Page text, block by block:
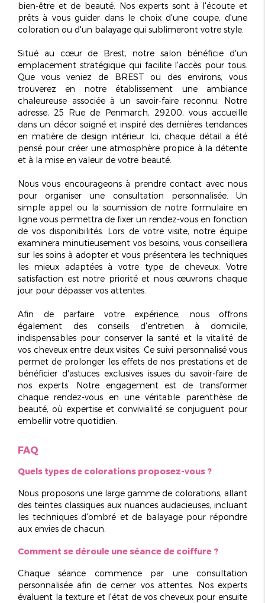
bien-être et de beauté. Nos experts sont à l'écoute et
prêts à vous guider dans le choix d'une coupe, d'une
coloration ou d'un balayage qui sublimeront votre style.
Situé au cœur de Brest, notre salon bénéficie d'un
emplacement stratégique qui facilite l'accès pour tous.
Que vous veniez de BREST ou des environs, vous
trouverez en notre établissement une ambiance
chaleureuse associée à un savoir-faire reconnu. Notre
adresse, 25 Rue de Penmarch, 29200, vous accueille
dans un décor soigné et inspiré des dernières tendances
en matière de design intérieur. Ici, chaque détail a été
pensé pour créer une atmosphère propice à la détente
et à la mise en valeur de votre beauté.
Nous vous encourageons à prendre contact avec nous
pour organiser une consultation personnalisée. Un
simple appel ou la soumission de notre formulaire en
ligne vous permettra de fixer un rendez-vous en fonction
de vos disponibilités. Lors de votre visite, notre équipe
examinera minutieusement vos besoins, vous conseillera
sur les soins à adopter et vous présentera les techniques
les mieux adaptées à votre type de cheveux. Votre
satisfaction est notre priorité et nous œuvrons chaque
jour pour dépasser vos attentes.
Afin de parfaire votre expérience, nous offrons
également desconseils d'entretien à domicile,
indispensables pour conserver la santé et la vitalité de
vos cheveux entre deux visites. Ce suivi personnalisé vous
permet de prolonger les effets de nos prestations et de
bénéficier d'astuces exclusives issues du savoir-faire de
nos experts. Notre engagement est de transformer
chaque rendez-vous en une véritable parenthèse de
beauté, où expertise et convivialité se conjuguent pour
embellir votre quotidien.
FAQ
Quels types de colorations proposez-vous ?
Nous proposons une large gamme de colorations, allant
des teintes classiques aux nuances audacieuses, incluant
les techniques d'ombré et de balayage pour répondre
aux envies de chacun.
Comment se déroule une séance de coiffure ?
Chaque séance commence par une consultation
personnalisée afin de cerner vos attentes. Nos experts
évaluent la texture et l'état de vos cheveux pour ensuite